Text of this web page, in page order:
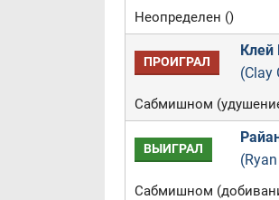
Неопределен ()
ПРОИГРАЛ
Клей
(Clay
Сабмишном
ВЫИГРАЛ
Сабмишном